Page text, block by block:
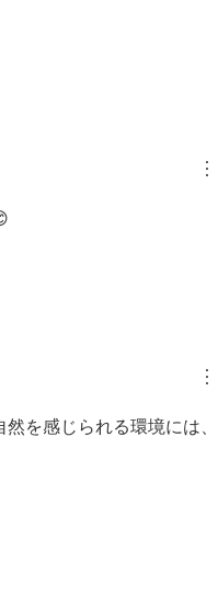
︙
︙
を感じられる環境には、